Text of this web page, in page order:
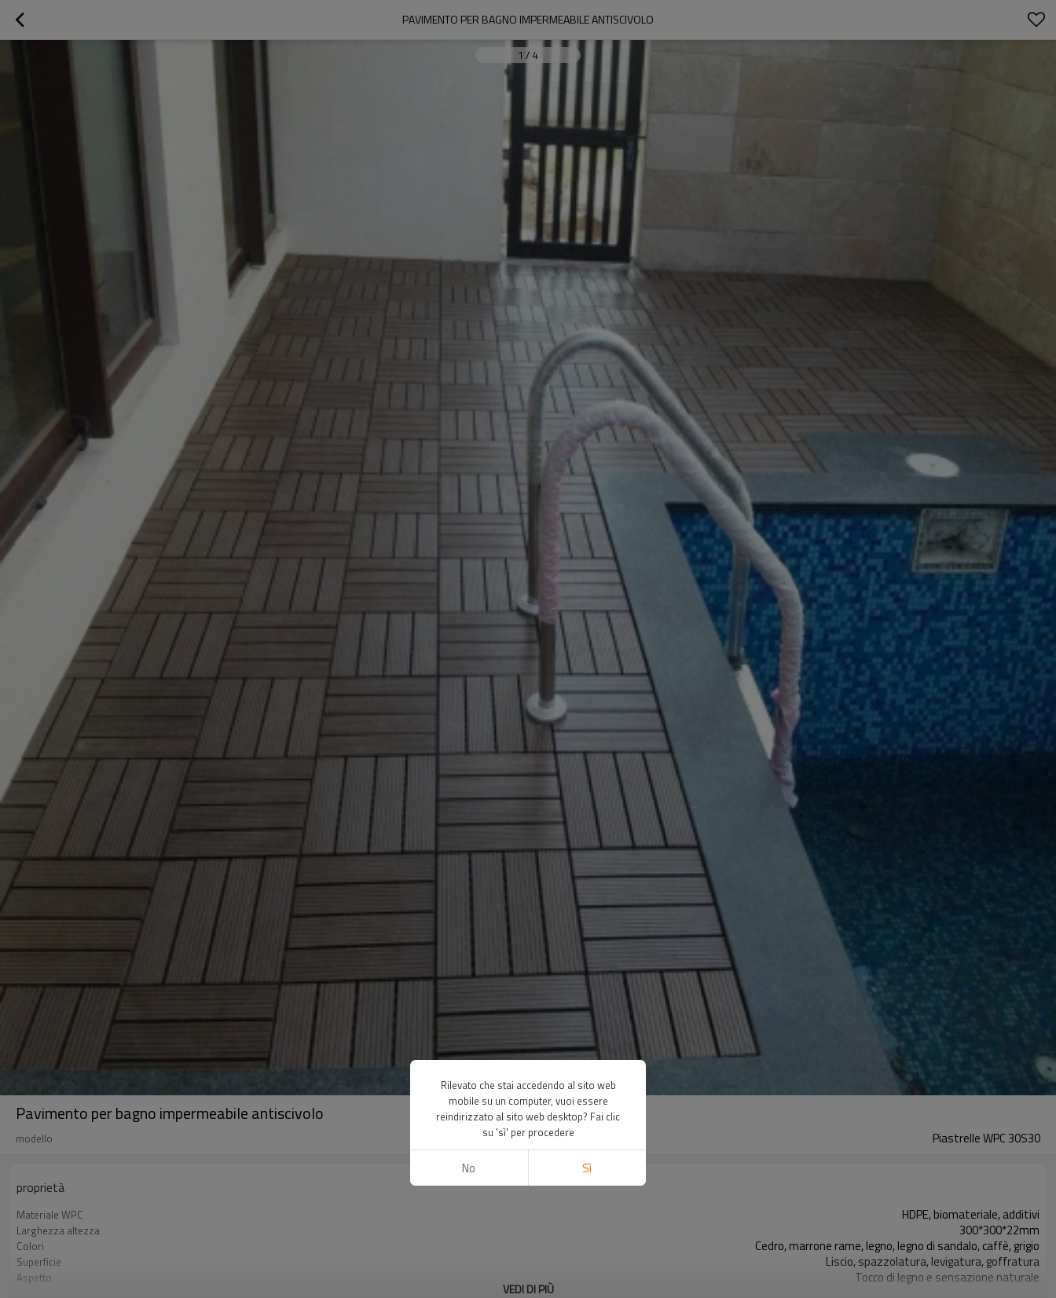
PAVIMENTO PER BAGNO IMPERMEABILE ANTISCIVOLO
1 / 4
Pavimento per bagno impermeabile antiscivolo
modello Piastrelle WPC 30S30
proprietà
Materiale WPC HDPE, biomateriale, additivi
Larghezza altezza 300*300*22mm
Colori Cedro, marrone rame, legno, legno di sandalo, caffè, grigio
Superficie Liscio, spazzolatura, levigatura, goffratura
Aspetto Tocco di legno e sensazione naturale
VEDI DI PIÙ
Rilevato che stai accedendo al sito web
mobile su un computer, vuoi essere
reindirizzato al sito web desktop? Fai clic
su 'sì' per procedere
No Sì